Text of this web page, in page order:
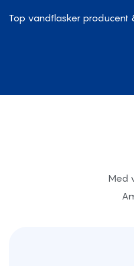
Top vandflasker producent
Med